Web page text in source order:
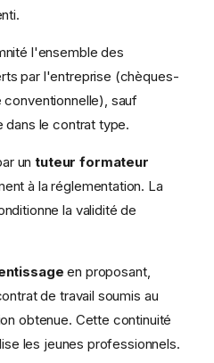
l'ensemble des
par l'entreprise (chèques-
sauf
dans le contrat type.
untuteur formateur
à la réglementation. La
la validité de
en proposant,
de travail soumis au
obtenue. Cette continuité
les jeunes professionnels.